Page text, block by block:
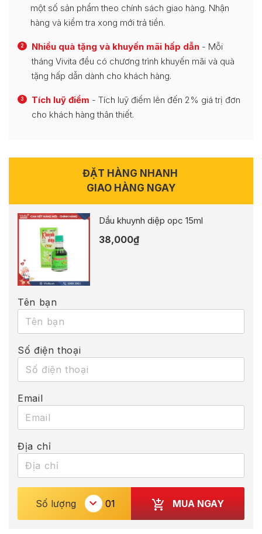
một số sản phẩm theo chính sách giao hàng. Nhận
hàng và kiểm tra xong mới trả tiền.
2 Nhiều quà tặng và khuyến mãi hấp dẫn - Mỗi
tháng Vivita đều có chương trình khuyến mãi và quà
tặng hấp dẫn dành cho khách hàng.
3 Tích luỹ điểm - Tích luỹ điểm lên đến 2% giá trị đơn
cho khách hàng thân thiết.
ĐẶT HÀNG NHANH
GIAO HÀNG NGAY
Dầu khuynh diệp opc 15ml
38,000₫
Tên bạn
Số điện thoại
Email
Địa chỉ
Số lượng MUA NGAY